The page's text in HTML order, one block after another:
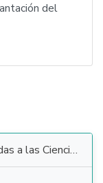
del
Ciencias Sociales